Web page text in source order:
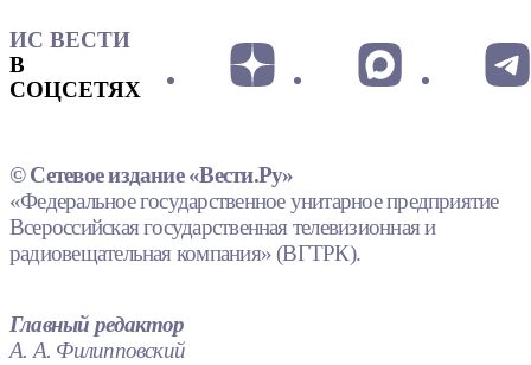
ИС ВЕСТИ
В
СОЦСЕТЯХ
© Сетевое издание «Вести.Ру»
«Федеральное государственное унитарное предприятие
Всероссийская государственная телевизионная и
радиовещательная компания» (ВГТРК).
Главный редактор
А. А. Филипповский